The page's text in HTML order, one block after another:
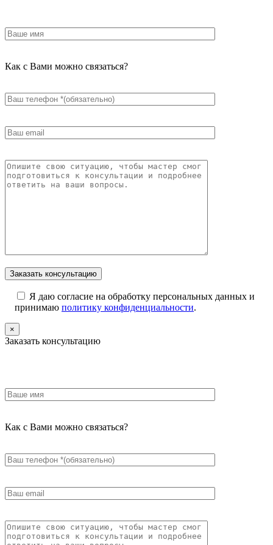
Как с Вами можно связаться?
Я даю согласие на обработку персональных данных и
принимаю политику конфиденциальности.
×
Заказать консультацию
Как с Вами можно связаться?